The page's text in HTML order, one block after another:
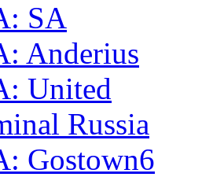
SA
Anderius
United
Russia
Gostown6